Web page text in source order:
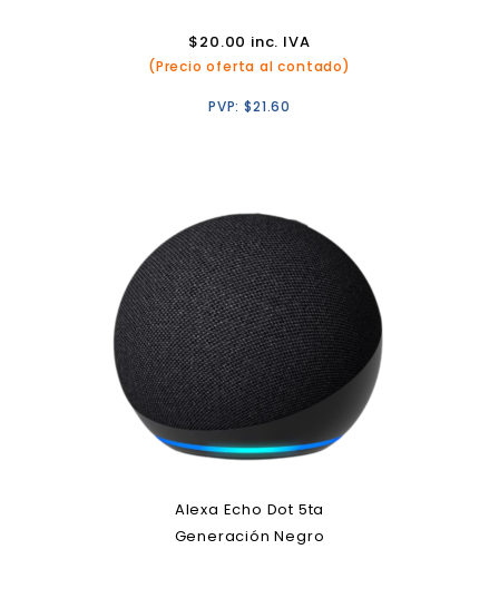
$20.00 inc. IVA
(Precio oferta al contado)
PVP:$21.60
Alexa Echo Dot 5ta
Generación Negro